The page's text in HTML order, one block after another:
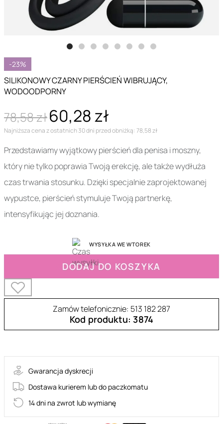
-23%
SILIKONOWY CZARNY PIERŚCIEŃ WIBRUJĄCY,
WODOODPORNY
78,58 zł60,28 zł
Najniższa cena z ostatnich 30 dni przed obniżką: 78,58 zł
Przedstawiamy wyjątkowy pierścień dla penisa i moszny,
który nie tylko poprawia Twoją erekcję, ale także wydłuża
czas trwania stosunku. Dzięki specjalnie zaprojektowanej
wypustce, pierścień stymuluje Twoją partnerkę,
intensyfikując jej doznania.
WYSYŁKA WE WTOREK
DODAJ DO KOSZYKA
Zamów telefonicznie: 513 182 287
Kod produktu: 3874
Gwarancja dyskrecji
Dostawa kurierem lub do paczkomatu
14 dni na zwrot lub wymianę